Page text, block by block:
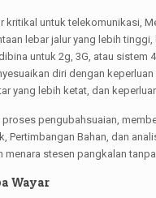
kritikal untuk telekomunikasi,
lebar jalur yang lebih
untuk 2g, 3G, atau sistem
diri dengan
yang lebih ketat, dan
pengubahsuaian,
Pertimbangan Bahan, dan
stesen pangkalan
Wayar